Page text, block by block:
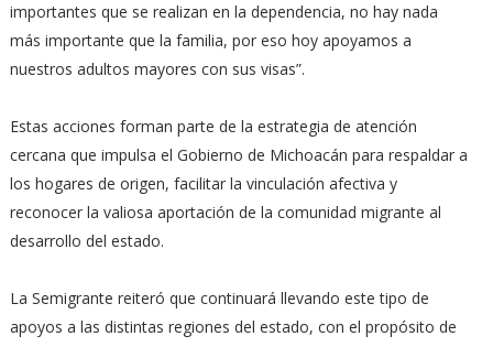
importantes que se realizan en la dependencia, no hay nada
más importante que la familia, por eso hoy apoyamos a
nuestros adultos mayores con sus visas”.
Estas acciones forman parte de la estrategia de atención
cercana que impulsa el Gobierno de Michoacán para respaldar a
los hogares de origen, facilitar la vinculación afectiva y
reconocer la valiosa aportación de la comunidad migrante al
desarrollo del estado.
La Semigrante reiteró que continuará llevando este tipo de
apoyos a las distintas regiones del estado, con el propósito de